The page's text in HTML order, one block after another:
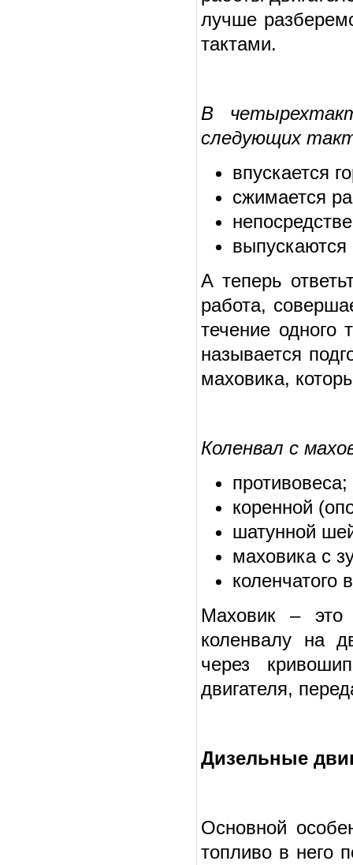
лучше
тактами.
В
следующих
впускается
сжимается
выпускаются
А теперь
работа,
течение одного
называется
маховика,
Коленвал с
противовеса;
коренной
шатунной
маховика с
коленчатого
Маховик – это
коленвалу на
через
двигателя,
Дизельные
Основной
топливо в него